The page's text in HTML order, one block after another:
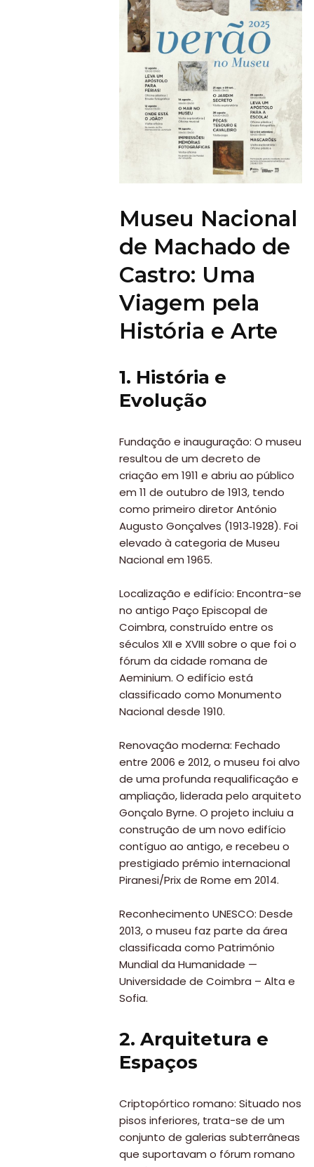
Museu Nacional
de Machado de
Castro: Uma
Viagem pela
História e Arte
1. História e
Evolução
Fundação e inauguração: O museu
resultou de um decreto de
criação em 1911 e abriu ao público
em 11 de outubro de 1913, tendo
como primeiro diretor António
Augusto Gonçalves (1913‑1928). Foi
elevado à categoria de Museu
Nacional em 1965.
Localização e edifício: Encontra-se
no antigo Paço Episcopal de
Coimbra, construído entre os
séculos XII e XVIII sobre o que foi o
fórum da cidade romana de
Aeminium. O edifício está
classificado como Monumento
Nacional desde 1910.
Renovação moderna: Fechado
entre 2006 e 2012, o museu foi alvo
de uma profunda requalificação e
ampliação, liderada pelo arquiteto
Gonçalo Byrne. O projeto incluiu a
construção de um novo edifício
contíguo ao antigo, e recebeu o
prestigiado prémio internacional
Piranesi/Prix de Rome em 2014.
Reconhecimento UNESCO: Desde
2013, o museu faz parte da área
classificada como Património
Mundial da Humanidade —
Universidade de Coimbra – Alta e
Sofia.
2. Arquitetura e
Espaços
Criptopórtico romano: Situado nos
pisos inferiores, trata-se de um
conjunto de galerias subterrâneas
que suportavam o fórum romano